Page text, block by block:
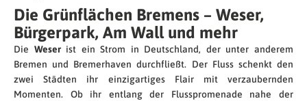
Die Grünflächen Bremens – Weser,
Bürgerpark, Am Wall und mehr
Die Weserist ein Strom in Deutschland, der unter anderem
Bremen und Bremerhaven durchfließt. Der Fluss schenkt den
zwei Städten ihr einzigartiges Flair mit verzaubernden
Momenten. Ob ihr entlang der Flusspromenade nahe der